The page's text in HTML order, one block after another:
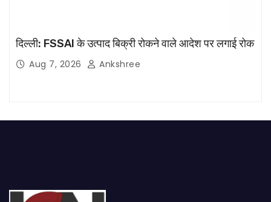
दिल्ली: FSSAI के उत्पाद बिक्री रोकने वाले आदेश पर लगाई रोक
Aug 7, 2026 Ankshree